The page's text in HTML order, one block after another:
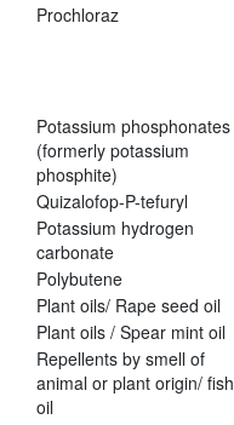
Prochloraz
Potassium phosphonates
(formerly potassium
phosphite)
Quizalofop-P-tefuryl
Potassium hydrogen
carbonate
Polybutene
Plant oils/ Rape seed oil
Plant oils / Spear mint oil
Repellents by smell of
animal or plant origin/ fish
oil